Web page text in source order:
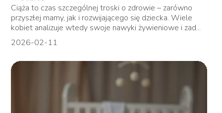
Ciąża to czas szczególnej troski o zdrowie – zarówno
przyszłej mamy, jak i rozwijającego się dziecka. Wiele
kobiet analizuje wtedy swoje nawyki żywieniowe i zad...
2026-02-11